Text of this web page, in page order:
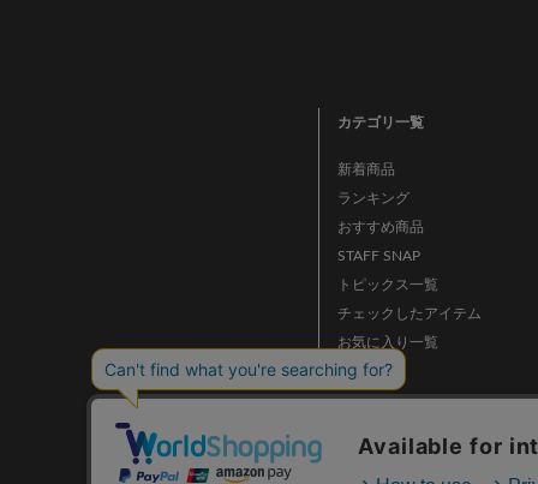
カテゴリ一覧
新着商品
ランキング
おすすめ商品
STAFF SNAP
トピックス一覧
チェックしたアイテム
お気に入り一覧
ニュース